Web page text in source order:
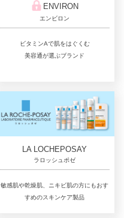
ENVIRON
エンビロン
ビタミンAで肌をはぐくむ
美容通が選ぶブランド
LA LOCHEPOSAY
ラロッシュポゼ
敏感肌や乾燥肌、ニキビ肌の方にもおす
すめのスキンケア製品